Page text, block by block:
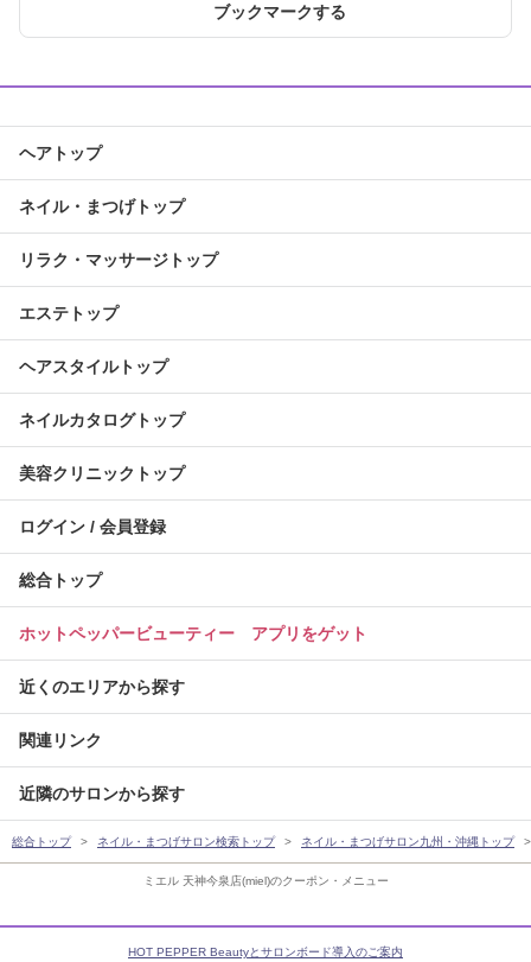
ミエル 天神今泉店(miel)のクーポン・メニュー
ブックマークする
ヘアトップ
ネイル・まつげトップ
リラク・マッサージトップ
エステトップ
ヘアスタイルトップ
ネイルカタログトップ
美容クリニックトップ
ログイン / 会員登録
総合トップ
ホットペッパービューティー アプリをゲット
近くのエリアから探す
関連リンク
近隣のサロンから探す
総合トップ ネイル・まつげサロン検索トップ ネイル・まつげサロン九州・沖縄トップ
HOT PEPPER Beautyとサロンボード導入のご案内